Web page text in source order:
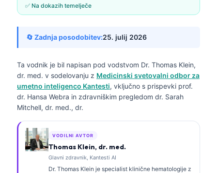
✅ Na dokazih temelječe
🔄 Zadnja posodobitev:25. julij 2026
Ta vodnik je bil napisan pod vodstvom Dr. Thomas Klein,
dr. med. v sodelovanju z Medicinski svetovalni odbor za
umetno inteligenco Kantesti, vključno s prispevki prof.
dr. Hansa Webra in zdravniškim pregledom dr. Sarah
Mitchell, dr. med., dr.
VODILNI AVTOR
Thomas Klein, dr. med.
Glavni zdravnik, Kantesti AI
Dr. Thomas Klein je specialist klinične hematologije z